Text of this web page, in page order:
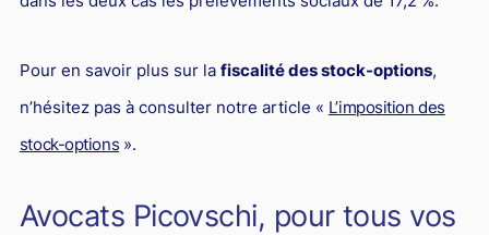
Pour en savoir plus sur la fiscalité des stock-options,
n’hésitez pas à consulter notre article « L’imposition des
stock-options ».
Avocats Picovschi, pour tous vos